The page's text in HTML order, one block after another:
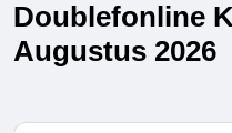
Doublefonline
Augustus 2026